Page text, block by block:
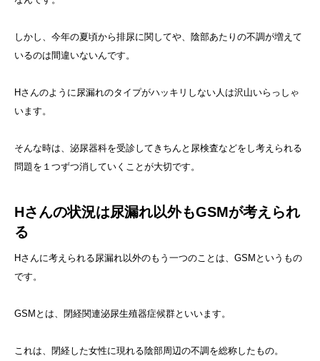
しかし、今年の夏頃から排尿に関してや、陰部あたりの不調が増えて
いるのは間違いないんです。
Hさんのように尿漏れのタイプがハッキリしない人は沢山いらっしゃ
います。
そんな時は、泌尿器科を受診してきちんと尿検査などをし考えられる
問題を１つずつ消していくことが大切です。
Hさんの状況は尿漏れ以外もGSMが考えられ
る
Hさんに考えられる尿漏れ以外のもう一つのことは、GSMというもの
です。
GSMとは、閉経関連泌尿生殖器症候群といいます。
これは、閉経した女性に現れる陰部周辺の不調を総称したもの。